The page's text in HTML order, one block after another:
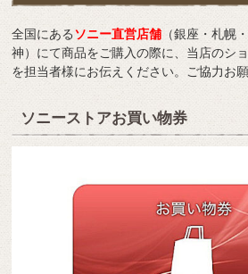
全国にあるソニー直営店舗 （銀座・札幌
神）にて商品をご購入の際に、当店のシ
を担当者様にお伝えください。ご協力お
ソニーストアお買い物券